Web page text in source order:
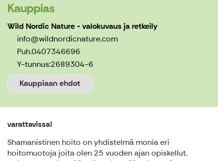
Kauppias
Wild Nordic Nature - valokuvaus ja retkeily
info@wildnordicnature.com
Puh.0407346696
Y-tunnus:2689304-6
Kauppiaan ehdot
varattavissa!
Shamanistinen hoito on yhdistelmä monia eri
hoitomuotoja joita olen 25 vuoden ajan opiskellut.